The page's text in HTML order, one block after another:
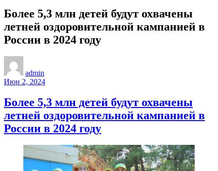
Более 5,3 млн детей будут охвачены
летней оздоровительной кампанией в
России в 2024 году
admin
Июн 2, 2024
Более 5,3 млн детей будут охвачены
летней оздоровительной кампанией в
России в 2024 году